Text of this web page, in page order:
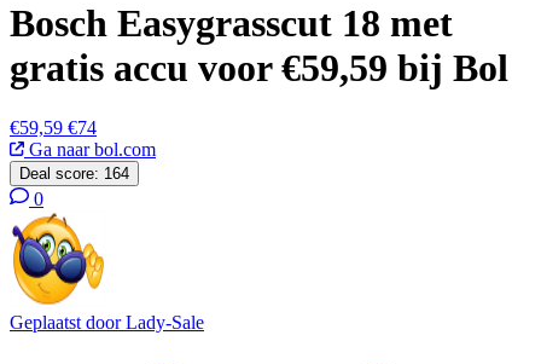
Bosch Easygrasscut 18 met
gratis accu voor €59,59 bij Bol
€59,59 €74
Ga naar bol.com
Deal score: 164
0
Geplaatst doorLady-Sale